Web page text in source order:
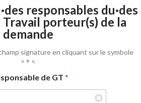
responsables du·des
Travail porteur(s) de la
demande
signature en cliquant sur le symbole
« + ».
de GT *